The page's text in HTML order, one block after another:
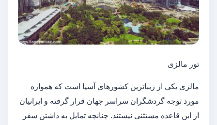
تور مالزی
مالزی یکی از زیباترین کشورهای آسیا است که همواره
مورد توجه گردشگران سراسر جهان قرار گرفته و ایرانیان
از این قاعده مستثنی نیستند. چنانچه تمایل به داشتن سفر